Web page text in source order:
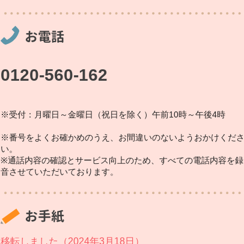
お電話
0120-560-162
※受付：月曜日～金曜日（祝日を除く）午前10時～午後4時
※番号をよくお確かめのうえ、お間違いのないようおかけくださ
い。
※通話内容の確認とサービス向上のため、すべての電話内容を録
音させていただいております。
お手紙
移転しました（2024年3月18日）